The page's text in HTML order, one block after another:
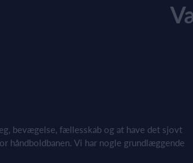
bevægelse, fællesskab og at have det sjovt
håndboldbanen. Vi har nogle grundlæggende